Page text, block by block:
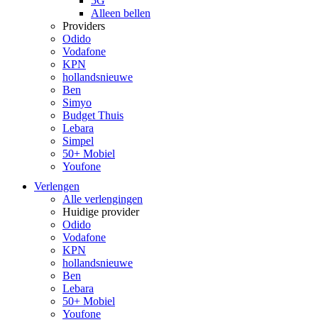
Alleen bellen
Providers
Odido
Vodafone
KPN
hollandsnieuwe
Ben
Simyo
Budget Thuis
Lebara
Simpel
50+ Mobiel
Youfone
Verlengen
Alle verlengingen
Huidige provider
Odido
Vodafone
KPN
hollandsnieuwe
Ben
Lebara
50+ Mobiel
Youfone